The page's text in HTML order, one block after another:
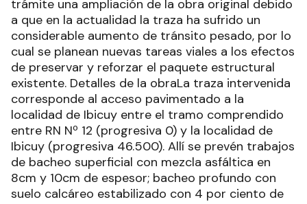
trámite una ampliación de la obra original debido
a que en la actualidad la traza ha sufrido un
considerable aumento de tránsito pesado, por lo
cual se planean nuevas tareas viales a los efectos
de preservar y reforzar el paquete estructural
existente. Detalles de la obraLa traza intervenida
corresponde al acceso pavimentado a la
localidad de Ibicuy entre el tramo comprendido
entre RN Nº 12 (progresiva 0) y la localidad de
Ibicuy (progresiva 46.500). Allí se prevén trabajos
de bacheo superficial con mezcla asfáltica en
8cm y 10cm de espesor; bacheo profundo con
suelo calcáreo estabilizado con 4 por ciento de